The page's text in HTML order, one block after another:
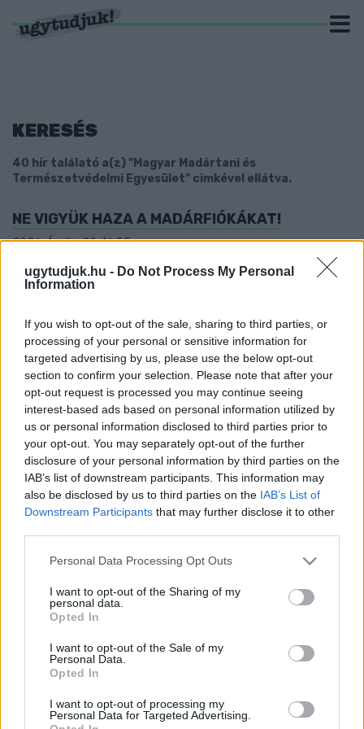
ugytudjuk.hu - Do Not Process My Personal
Information
If you wish to opt-out of the sale, sharing to third parties, or
processing of your personal or sensitive information for
targeted advertising by us, please use the below opt-out
section to confirm your selection. Please note that after your
opt-out request is processed you may continue seeing
interest-based ads based on personal information utilized by
us or personal information disclosed to third parties prior to
your opt-out. You may separately opt-out of the further
disclosure of your personal information by third parties on the
IAB’s list of downstream participants. This information may
also be disclosed by us to third parties on the IAB’s List of
Downstream Participants that may further disclose it to other
Please note that this website/app uses one or more Google
not limited to your visit or usage behaviour. You may click to
grant or deny consent to Google and its third-party tags to
use your data for below specified purposes in below Google
consent section.
Personal Data Processing Opt Outs
I want to opt-out of the Sharing of my
personal data.
Opted In
I want to opt-out of the Sale of my
Personal Data.
Opted In
I want to opt-out of processing my
Personal Data for Targeted Advertising.
KERESÉS
40 hír találató a(z) "Magyar Madártani és
Természetvédelmi Egyesület" cimkével ellátva.
NE VIGYÜK HAZA A MADÁRFIÓKÁKAT!
2026. Április. 22. 16:55
A TELEPÜLÉSEKEN FÉSZKELŐ VETÉSI
2026. március. 10. 11:18
A lakosság is bekapcsolódhat, sőt, várják a segítségüket.
A FÁSLEGELŐ LETT 2026 ÉLŐHELYE
2026. február. 24. 14:56
A fáslegelő olyan őshonos fákkal tarkított gyepterület, ahol a
fák egymástól távolabb helyezkednek el, ezáltal koronájuk
terebélyes, alattuk pedig a jószág legelése nyomán nincs
cserjeszint vagy sűrű újulat.
FEBRUÁR VÉGÉIG ÉRDEMES KIHELYEZNI A
MÉHECSKEHOTELEKET
A FÜRGE GYÍK LETT 2026-BAN AZ ÉV HÜLLŐJE
2026. január. 02. 17:51
Hopp, ott szalad!
HOGY NE ETESSÜK A VÍZIMADARAKAT!
2025. június. 30. 11:08
sodorja veszélybe és betegíti meg az állatokat.